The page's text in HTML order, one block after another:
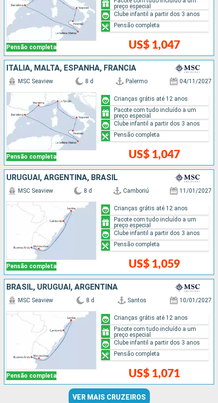
Pensão completa US$ 1,047
preço especial
Clube infantil a partir dos 3 anos
Pensão completa
ITÁLIA, MALTA, ESPANHA, FRANCIA
Pensão completa
MSC Seaview 8 d Palermo 04/11/2027
US$ 1,047
Crianças grátis até 12 anos
Pacote com tudo incluído a um
preço especial
Clube infantil a partir dos 3 anos
Pensão completa
URUGUAI, ARGENTINA, BRASIL
Pensão completa
MSC Seaview 8 d Camboriú 11/01/2027
US$ 1,059
Crianças grátis até 12 anos
Pacote com tudo incluído a um
preço especial
Clube infantil a partir dos 3 anos
Pensão completa
BRASIL, URUGUAI, ARGENTINA
Pensão completa
MSC Seaview 8 d Santos 10/01/2027
US$ 1,071
Crianças grátis até 12 anos
Pacote com tudo incluído a um
preço especial
Clube infantil a partir dos 3 anos
Pensão completa
VER MAIS CRUZEIROS